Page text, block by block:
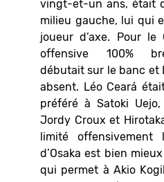
vingt-et-un ans, était
milieu gauche, lui qui
joueur d’axe. Pour
offensive 100%
débutait sur le banc et
absent. Léo Ceará
préféré à Satoki
Jordy Croux et
limité offensivement
d’Osaka est bien
qui permet à Akio